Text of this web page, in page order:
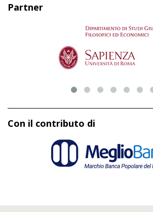
Partner
Con il contributo di